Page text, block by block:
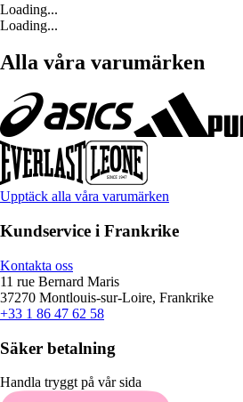
Loading...
Loading...
Alla våra varumärken
Upptäck alla våra varumärken
Kundservice i Frankrike
Kontakta oss
11 rue Bernard Maris
37270 Montlouis-sur-Loire, Frankrike
+33 1 86 47 62 58
Säker betalning
Handla tryggt på vår sida